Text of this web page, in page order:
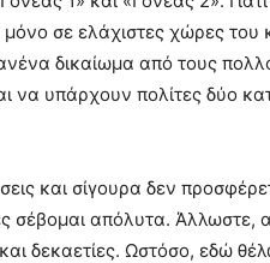
σε ελάχιστες χώρες του
δικαίωμα από τους
να υπάρχουν πολίτες δύο
και σίγουρα δεν
σέβομαι απόλυτα.
δεκαετίες. Ωστόσο, εδώ